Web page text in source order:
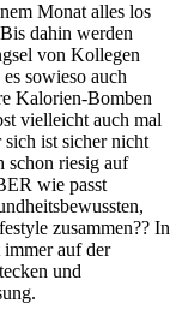
Monat alles los
dahin werden
von Kollegen
sowieso auch
Kalorien-Bomben
vielleicht auch mal
sich ist sicher nicht
schon riesig auf
wie passt
zusammen?? In
auf der
und